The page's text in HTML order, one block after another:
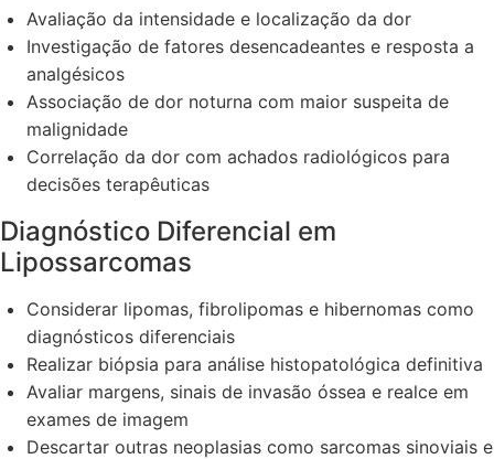
Avaliação da intensidade e localização da dor
Investigação de fatores desencadeantes e resposta a
analgésicos
Associação de dor noturna com maior suspeita de
malignidade
Correlação da dor com achados radiológicos para
decisões terapêuticas
Diagnóstico Diferencial em
Lipossarcomas
Considerar lipomas, fibrolipomas e hibernomas como
diagnósticos diferenciais
Realizar biópsia para análise histopatológica definitiva
Avaliar margens, sinais de invasão óssea e realce em
exames de imagem
Descartar outras neoplasias como sarcomas sinoviais e